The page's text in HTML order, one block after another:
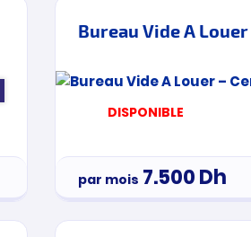
Bureau Vide A
DISPONIBLE
par mois 7.500Dh